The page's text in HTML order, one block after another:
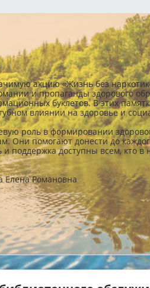
акцию «Жизнь без
и пропаганды здорового
буклетов. В этих
влиянии на здоровье и
роль в формировании
Они помогают донести до
поддержка доступны всем, кто в
Елена Романовна